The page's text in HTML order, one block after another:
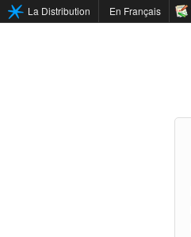
La Distribution En Français